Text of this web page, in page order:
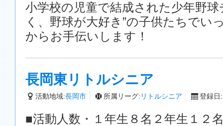
小学校の児童で結成された少年野
く、野球が大好き”の子供たちでい
からお手伝いします！
長岡東リトルシニア
活動地域:長岡市 所属リーグ: リトルシニア 登録日
■活動人数・１年生８名２年生１２